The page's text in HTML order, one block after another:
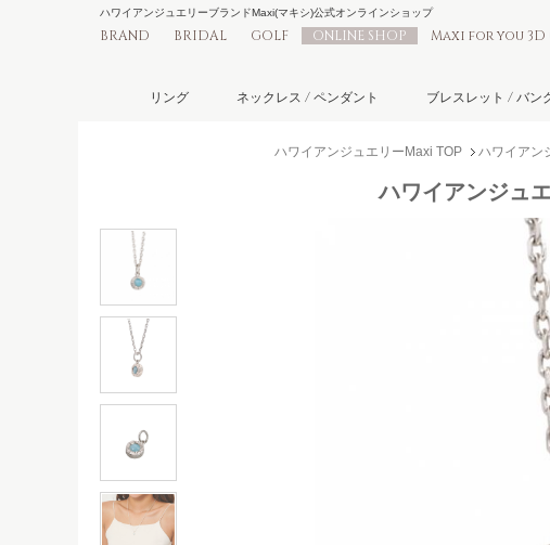
BRAND BRIDAL GOLF ONLINE SHOP Maxi for you 3D
ハワイアンジュエリーブランドMaxi(マキシ)公式オンラインショップ
リング ネックレス / ペンダント ブレスレット / バン
ハワイアンジュエリーMaxi TOP ハワイアン
ハワイアンジュ